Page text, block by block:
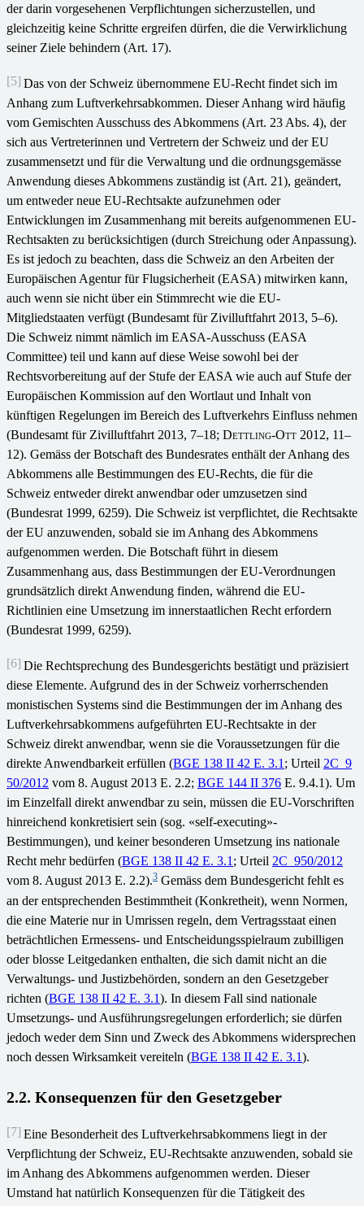
der darin vorgesehenen Verpflichtungen sicherzustellen, und
gleichzeitig keine Schritte ergreifen dürfen, die die Verwirklichung
seiner Ziele behindern (Art. 17).
[5] Das von der Schweiz übernommene EU-Recht findet sich im
Anhang zum Luftverkehrsabkommen. Dieser Anhang wird häufig
vom Gemischten Ausschuss des Abkommens (Art. 23 Abs. 4), der
sich aus Vertreterinnen und Vertretern der Schweiz und der EU
zusammensetzt und für die Verwaltung und die ordnungsgemässe
Anwendung dieses Abkommens zuständig ist (Art. 21), geändert,
um entweder neue EU-Rechtsakte aufzunehmen oder
Entwicklungen im Zusammenhang mit bereits aufgenommenen EU-
Rechtsakten zu berücksichtigen (durch Streichung oder Anpassung).
Es ist jedoch zu beachten, dass die Schweiz an den Arbeiten der
Europäischen Agentur für Flugsicherheit (EASA) mitwirken kann,
auch wenn sie nicht über ein Stimmrecht wie die EU-
Mitgliedstaaten verfügt (Bundesamt für Zivilluftfahrt 2013, 5–6).
Die Schweiz nimmt nämlich im EASA-Ausschuss (EASA
Committee) teil und kann auf diese Weise sowohl bei der
Rechtsvorbereitung auf der Stufe der EASA wie auch auf Stufe der
Europäischen Kommission auf den Wortlaut und Inhalt von
künftigen Regelungen im Bereich des Luftverkehrs Einfluss nehmen
(Bundesamt für Zivilluftfahrt 2013, 7–18; Dettling-Ott 2012, 11–
12). Gemäss der Botschaft des Bundesrates enthält der Anhang des
Abkommens alle Bestimmungen des EU-Rechts, die für die
Schweiz entweder direkt anwendbar oder umzusetzen sind
(Bundesrat 1999, 6259). Die Schweiz ist verpflichtet, die Rechtsakte
der EU anzuwenden, sobald sie im Anhang des Abkommens
aufgenommen werden. Die Botschaft führt in diesem
Zusammenhang aus, dass Bestimmungen der EU-Verordnungen
grundsätzlich direkt Anwendung finden, während die EU-
Richtlinien eine Umsetzung im innerstaatlichen Recht erfordern
(Bundesrat 1999, 6259).
[6] Die Rechtsprechung des Bundesgerichts bestätigt und präzisiert
diese Elemente. Aufgrund des in der Schweiz vorherrschenden
monistischen Systems sind die Bestimmungen der im Anhang des
Luftverkehrsabkommens aufgeführten EU-Rechtsakte in der
Schweiz direkt anwendbar, wenn sie die Voraussetzungen für die
direkte Anwendbarkeit erfüllen (BGE 138 II 42 E. 3.1; Urteil 2C_9
50/2012 vom 8. August 2013 E. 2.2; BGE 144 II 376 E. 9.4.1). Um
im Einzelfall direkt anwendbar zu sein, müssen die EU-Vorschriften
hinreichend konkretisiert sein (sog. «self-executing»-
Bestimmungen), und keiner besonderen Umsetzung ins nationale
Recht mehr bedürfen (BGE 138 II 42 E. 3.1; Urteil 2C_950/2012
vom 8. August 2013 E. 2.2).3 Gemäss dem Bundesgericht fehlt es
an der entsprechenden Bestimmtheit (Konkretheit), wenn Normen,
die eine Materie nur in Umrissen regeln, dem Vertragsstaat einen
beträchtlichen Ermessens- und Entscheidungsspielraum zubilligen
oder blosse Leitgedanken enthalten, die sich damit nicht an die
Verwaltungs- und Justizbehörden, sondern an den Gesetzgeber
richten (BGE 138 II 42 E. 3.1). In diesem Fall sind nationale
Umsetzungs- und Ausführungsregelungen erforderlich; sie dürfen
jedoch weder dem Sinn und Zweck des Abkommens widersprechen
noch dessen Wirksamkeit vereiteln (BGE 138 II 42 E. 3.1).
2.2. Konsequenzen für den Gesetzgeber
[7] Eine Besonderheit des Luftverkehrsabkommens liegt in der
Verpflichtung der Schweiz, EU-Rechtsakte anzuwenden, sobald sie
im Anhang des Abkommens aufgenommen werden. Dieser
Umstand hat natürlich Konsequenzen für die Tätigkeit des